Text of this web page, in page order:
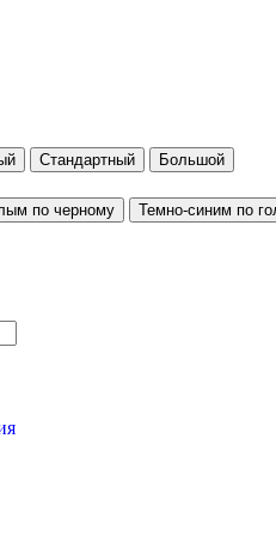
Стандартный Большой
по черному Темно-синим по